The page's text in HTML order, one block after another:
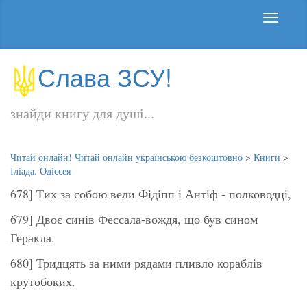
Слава ЗСУ!
знайди книгу для душі...
Читай онлайн! Читай онлайн українською безкоштовно > Книги >
Іліада. Одіссея
678] Тих за собою вели Фідіпп і Антіф - полководці,
679] Двоє синів Фессала-вождя, що був сином
Геракла.
680] Тридцять за ними рядами пливло кораблів
крутобоких.